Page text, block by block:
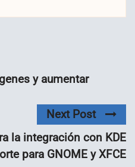
y aumentar
Next Post
la integración con KDE
para GNOME y XFCE